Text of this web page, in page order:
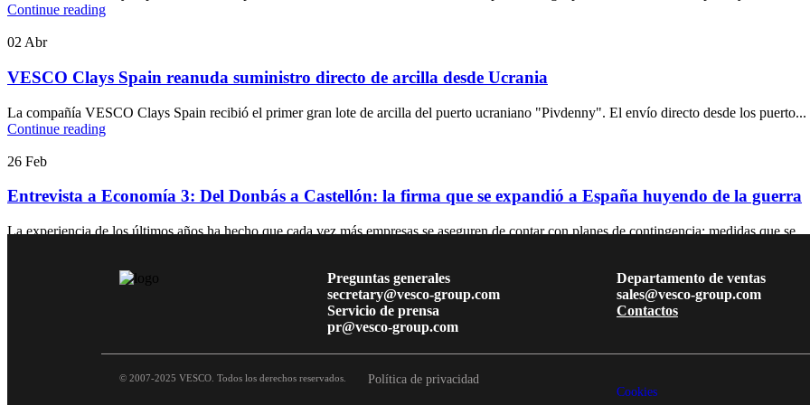
Continue reading
02 Abr
VESCO Clays Spain reanuda suministro directo de arcilla desde Ucrania
La compañía VESCO Clays Spain recibió el primer gran lote de arcilla del puerto ucraniano "Pivdenny". El envío directo desde los puerto...
Continue reading
26 Feb
Entrevista a Economía 3: Del Donbás a Castellón: la firma que se expandió a España huyendo de la guerra
La experiencia de los últimos años ha hecho que cada vez más empresas se aseguren de contar con planes de contingencia; medidas que se ...
Preguntas generales
secretary@vesco-group.com
Servicio de prensa
pr@vesco-group.com
Departamento de ventas
sales@vesco-group.com
Contactos
© 2007-2025 VESCO. Todos los derechos reservados.
Política de privacidad
Cookies